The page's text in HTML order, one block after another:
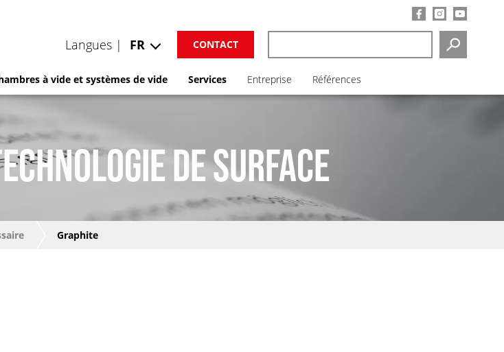
SEARCH
CONTACT
Langues | FR
à vide et systèmes de vide Services Entreprise Références
DE SURFACE
Graphite